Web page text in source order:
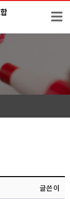
글쓴이